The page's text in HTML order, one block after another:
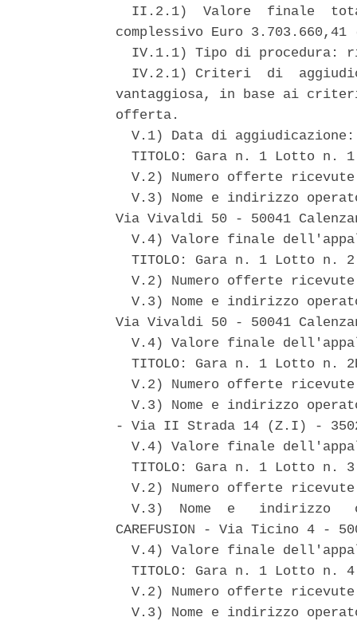
II.2.1)  Valore  finale
complessivo Euro
IV.1.1) Tipo di procedura:
IV.2.1) Criteri  di
vantaggiosa, in base ai
offerta.
V.1) Data di
TITOLO: Gara n. 1 Lotto n.
V.2) Numero offerte
V.3) Nome e indirizzo
Via Vivaldi 50 - 50041
V.4) Valore finale
TITOLO: Gara n. 1 Lotto n.
V.2) Numero offerte
V.3) Nome e indirizzo
Via Vivaldi 50 - 50041
V.4) Valore finale
TITOLO: Gara n. 1 Lotto n.
V.2) Numero offerte
V.3) Nome e indirizzo
- Via II Strada 14 (Z.I) -
V.4) Valore finale
TITOLO: Gara n. 1 Lotto n.
V.2) Numero offerte
V.3)  Nome  e   indirizzo
CAREFUSION - Via Ticino 4 -
V.4) Valore finale
TITOLO: Gara n. 1 Lotto n.
V.2) Numero offerte
V.3) Nome e indirizzo